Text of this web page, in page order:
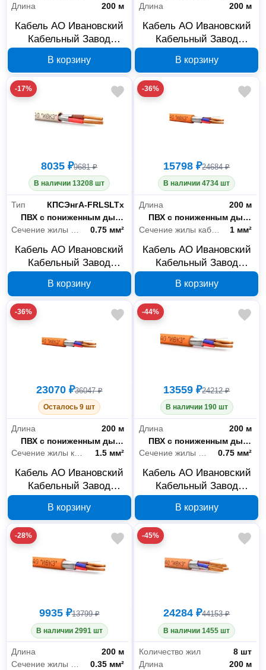
Длина
200 м
Кабель АО Ивановский
Кабельный Завод
бухта 200 м 00-
00025959
В корзину
Длина
200 м
Кабель АО Ивановский
Кабельный Завод
1x2х0,75, бухта 200 м
00-00025957
В корзину
-17%
8035 ₽9681 ₽
В наличии 13208 шт
Тип
КПСЭнгА-FRLSLTx
Материал оболочки
ПВХ с пониженным дымо- и газовыделением
0.75 мм²
Кабель АО Ивановский
Кабельный Завод
1x2х0,75, бухта 200 м
00-00026213
В корзину
-36%
15798 ₽24684 ₽
В наличии 4734 шт
Длина
200 м
Материал оболочки
ПВХ с пониженным дымо- и газовыделением
Сечение жилы кабеля
1 мм²
Кабель АО Ивановский
Кабельный Завод
бухта 200 м 00-
00026255
В корзину
-36%
23070 ₽36047 ₽
Осталось 9 шт
Длина
200 м
Материал оболочки
ПВХ с пониженным дымо- и газовыделением
Сечение жилы кабеля
1.5 мм²
Кабель АО Ивановский
Кабельный Завод
бухта 200 м 12-4812
В корзину
-44%
13559 ₽24212 ₽
В наличии 190 шт
Длина
200 м
Материал оболочки
ПВХ с пониженным дымо- и газовыделением
Сечение жилы кабеля
0.75 мм²
Кабель АО Ивановский
Кабельный Завод
2x2х0,75, бухта 200 м
00-00026254
В корзину
-28%
9935 ₽13799 ₽
В наличии 2991 шт
Длина
200 м
Сечение жилы кабеля
0.35 мм²
-45%
24284 ₽44153 ₽
В наличии 1455 шт
Количество жил
8 шт
Длина
200 м